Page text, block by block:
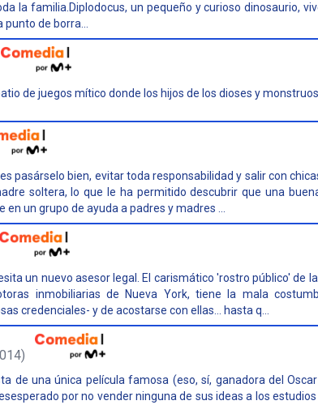
la familia.Diplodocus, un pequeño y curioso dinosaurio,
de borra...
de juegos mítico donde los hijos de los dioses y
pasárselo bien, evitar toda responsabilidad y salir con
soltera, lo que le ha permitido descubrir que una
un grupo de ayuda a padres y madres ...
un nuevo asesor legal. El carismático 'rostro público' de
inmobiliarias de Nueva York, tiene la mala
credenciales- y de acostarse con ellas... hasta q...
de una única película famosa (eso, sí, ganadora del
por no vender ninguna de sus ideas a los